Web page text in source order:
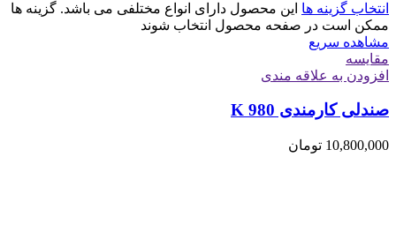
انتخاب گزینه ها این محصول دارای انواع مختلفی می باشد. گزینه ها
ممکن است در صفحه محصول انتخاب شوند
مشاهده سریع
مقایسه
افزودن به علاقه مندی
صندلی کارمندی K 980
10,800,000 تومان